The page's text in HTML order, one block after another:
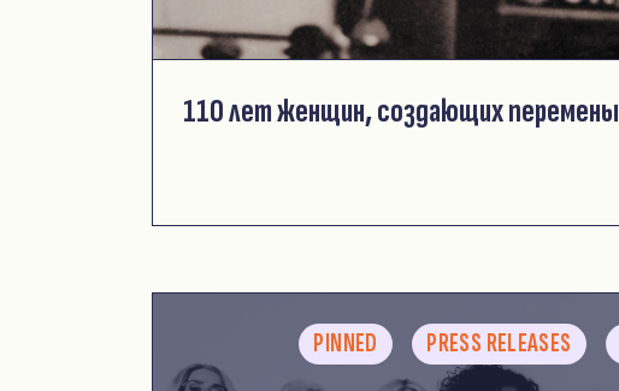
110 лет женщин, создающих перемены
PINNED PRESS RELEASES